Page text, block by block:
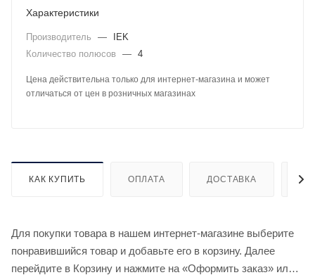
Характеристики
Производитель —
IEK
Количество полюсов
— 4
Цена действительна только для интернет-магазина и может
отличаться от цен в розничных магазинах
КАК КУПИТЬ ОПЛАТА ДОСТАВКА
Для покупки товара в нашем интернет-магазине выберите
понравившийся товар и добавьте его в корзину. Далее
перейдите в Корзину и нажмите на «Оформить заказ» или